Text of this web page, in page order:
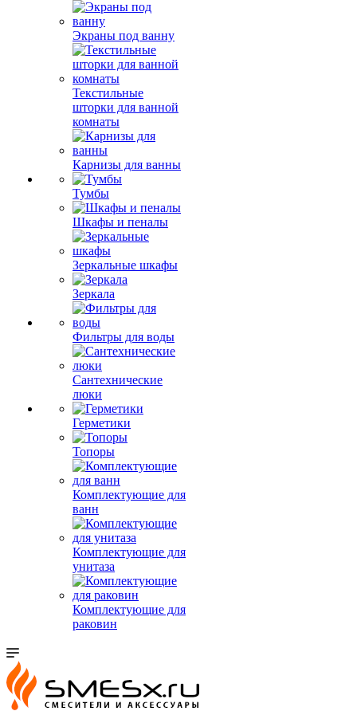
Экраны под ванну
Текстильные
шторки для ванной
комнаты
Карнизы для ванны
Тумбы
Шкафы и пеналы
Зеркальные шкафы
Зеркала
Фильтры для воды
Сантехнические
люки
Герметики
Топоры
Комплектующие для
ванн
Комплектующие для
унитаза
Комплектующие для
раковин